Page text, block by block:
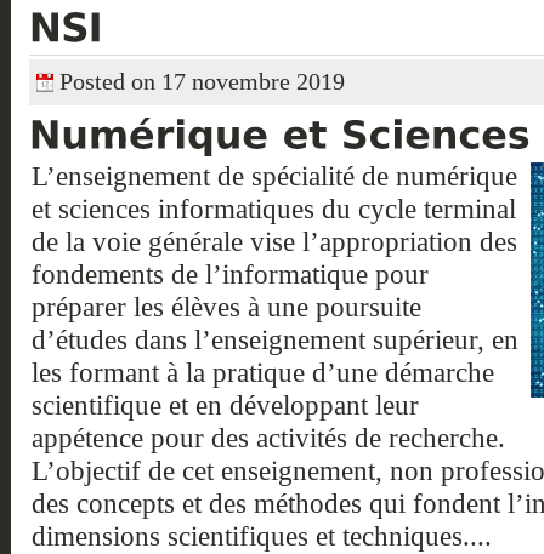
Posted on 17 novembre 2019
L’enseignement de spécialité de numérique
et sciences informatiques du cycle terminal
de la voie générale vise l’appropriation des
fondements de l’informatique pour
préparer les élèves à une poursuite
d’études dans l’enseignement supérieur, en
les formant à la pratique d’une démarche
scientifique et en développant leur
appétence pour des activités de recherche.
L’objectif de cet enseignement, non
des concepts et des méthodes qui fondent
dimensions scientifiques et techniques....